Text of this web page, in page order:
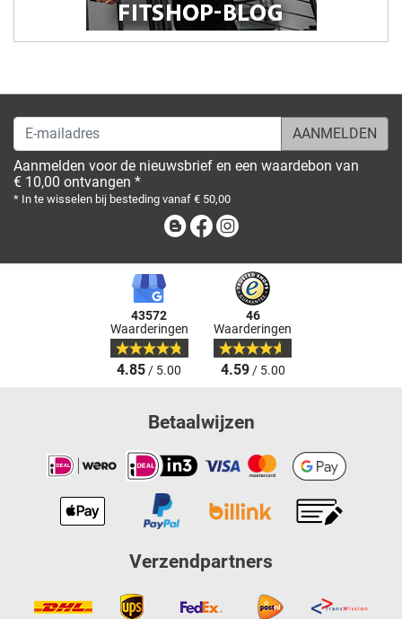
E-mailadres
Aanmelden voor de nieuwsbrief en een waardebon van
€ 10,00 ontvangen *
* In te wisselen bij besteding vanaf € 50,00
BlogFacebook
43572
Waarderingen
4.85/ 5.00
46
Waarderingen
4.59/ 5.00
Betaalwijzen
Verzendpartners